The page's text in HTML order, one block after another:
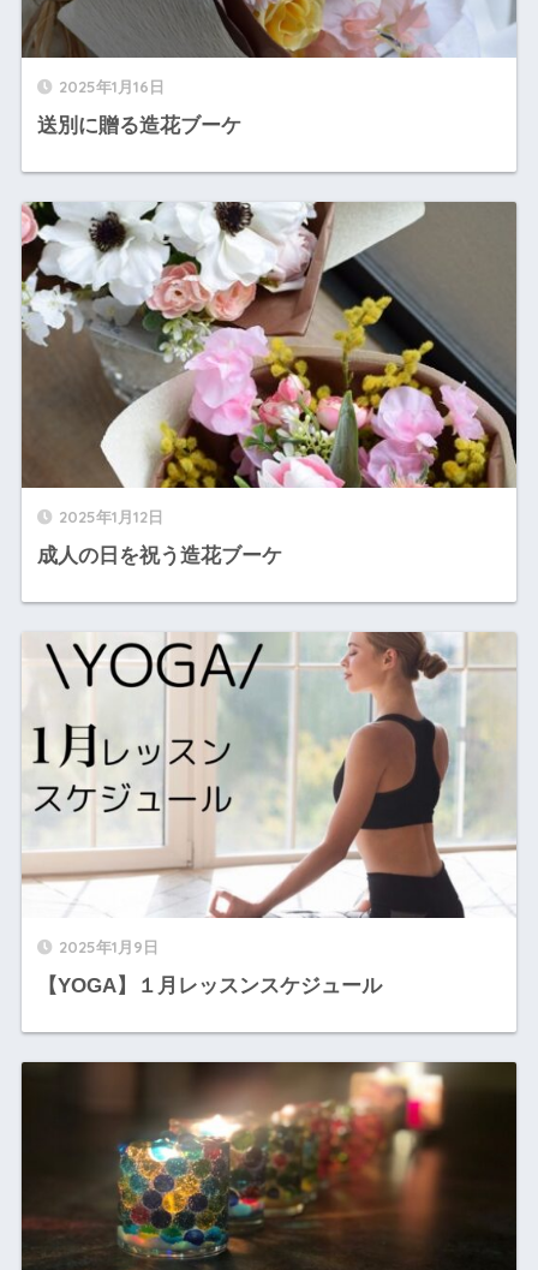
2025年1月16日
送別に贈る造花ブーケ
2025年1月12日
成人の日を祝う造花ブーケ
2025年1月9日
【YOGA】１月レッスンスケジュール